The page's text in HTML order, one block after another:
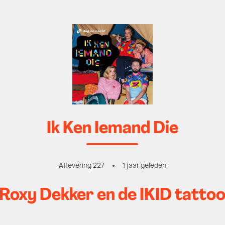
Ik Ken Iemand Die
Aflevering 227 1 jaar geleden
Roxy Dekker en de IKID